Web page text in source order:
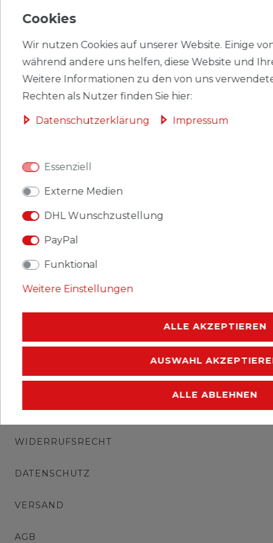
HERSTELLER
Briefmarken Dänemark 2010 Mi 1596A-1597A
(kompl.Ausg.) postfrisch Kinder.
Produkt: Briefmarken.
Gebiet: Dänemark
Ausgabeanlass: 2010 Kinder.
Titel: 1596A-1597A (kompl.Ausg.).
Katalognummern: 1596,1597.
IMPRESSUM
WIDERRUFSRECHT
DATENSCHUTZ
VERSAND
AGB
Cookies
Wir nutzen Cookies auf unserer Website. Einige
während andere uns helfen, diese Website und
Weitere Informationen zu den von uns
Rechten als Nutzer finden Sie hier:
Daten­schutz­erklärung Impressum
Essenziell
Externe Medien
DHL Wunschzustellung
PayPal
Funktional
Weitere Einstellungen
ALLE AKZEPTIEREN
AUSWAHL
ALLE ABLEHNEN